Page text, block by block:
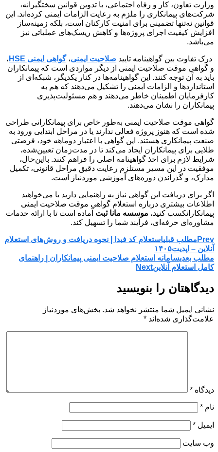
وزارت تعاون، کار و رفاه اجتماعی، با تدوین قوانین سختگیرانه،
شرکت‌های پیمانکاری را ملزم به رعایت الزامات ایمنی کرده‌اند. این
قوانین نه‌تنها تضمینی برای امنیت کارکنان است، بلکه زمینه‌ساز
افزایش کیفیت اجرای پروژه‌ها و کاهش ریسک‌های عملیاتی نیز
می‌باشد.
درک تفاوت بین گواهینامه تایید صلاحیت ایمنی،گواهی ایمنی HSE
،
و گواهی موقت صلاحیت ایمنی از دیگر مواردی است که پیمانکاران
باید به آن توجه کنند. این گواهینامه‌ها در کنار یکدیگر، شبکه‌ای از
استانداردها و الزامات ایمنی را تشکیل می‌دهند که هم به
کارفرمایان اطمینان خاطر می‌دهند و هم مسئولیت‌پذیری
پیمانکاران را نشان می‌دهند.
گواهی موقت صلاحیت ایمنی به‌طور خاص برای پیمانکارانی طراحی
شده است که هنوز پروژه فعالی ندارند یا در مراحل ابتدایی ورود به
صنعت پیمانکاری هستند. این گواهی با اعتبار دوماهه خود، فرصتی
طلایی برای پیمانکاران ایجاد می‌کند تا در مدت‌زمان تعیین‌شده،
شرایط لازم برای اخذ گواهینامه اصلی را فراهم کنند. بااین‌حال،
موفقیت در این مسیر مستلزم رعایت دقیق مراحل قانونی، تکمیل
مدارک، و گذراندن دوره‌های آموزشی موردنیاز است.
اگر برای دریافت این گواهی نیاز به راهنمایی دارید یا می‌خواهید
اطلاعات بیشتری درباره استعلام گواهی موقت صلاحیت ایمنی
پیمانکارانکسب کنید، موسسه مانا ثبت آماده است تا با ارائه خدمات
مشاوره‌ای حرفه‌ای، فرآیند شما را تسهیل کند.
Prev مطلب قبلیاستعلام کد فیدا | نحوه دریافت و روش‌های استعلام
آنلاین – اپدیت۱۴۰۵
مطلب بعدیسامانه استعلام صلاحیت ایمنی پیمانکاران | راهنمای
کامل استعلام آنلاینNext
دیدگاهتان را بنویسید
نشانی ایمیل شما منتشر نخواهد شد. بخش‌های موردنیاز
علامت‌گذاری شده‌اند *
دیدگاه *
نام *
ایمیل *
وب‌ سایت